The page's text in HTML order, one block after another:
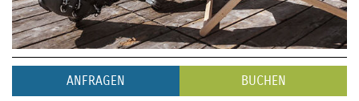
ANFRAGEN BUCHEN